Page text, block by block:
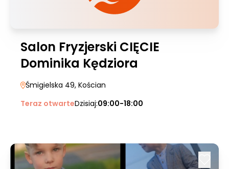
Salon Fryzjerski CIĘCIE
Dominika Kędziora
Śmigielska 49, Kościan
Teraz otwarteDzisiaj:09:00-18:00